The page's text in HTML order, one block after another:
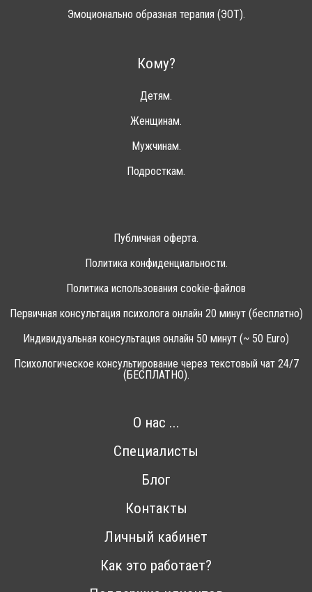
Эмоционально образная терапия (ЭОТ).
Кому?
Детям.
Женщинам.
Мужчинам.
Подросткам.
Публичная оферта.
Политика конфиденциальности.
Политика использования cookie-файлов
Первичная консультация психолога онлайн 20 минут (бесплатно)
Индивидуальная консультация онлайн 50 минут (~ 50 Euro)
Психологическое консультирование через текстовый чат 24/7
(БЕСПЛАТНО).
О нас ...
Специалисты
Блог
Контакты
Личный кабинет
Как это работает?